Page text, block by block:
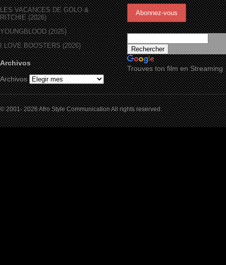
LES VACANCES DE GOLO &
RITCHIE (2026)
YOUNGBLOOD (2025)
I LOVE BOOSTERS (2026)
Archivos
Archivos
Trouves ton film en Streaming
© 2001- 2026 Afro Style Communication All rights reserved.